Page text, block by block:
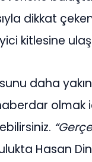
dikkat çeken
kitlesine
daha
olmak
Hasan